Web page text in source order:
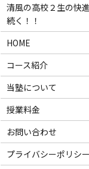
清風の高校２生の快
続く！！
HOME
コース紹介
当塾について
授業料金
お問い合わせ
プライバシーポリシー